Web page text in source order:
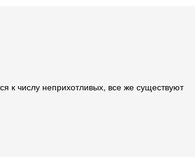
к числу неприхотливых, все же существуют